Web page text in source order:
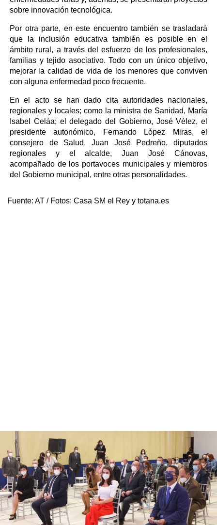
sobre innovación tecnológica.
Por otra parte, en este encuentro también se trasladará
que la inclusión educativa también es posible en el
ámbito rural, a través del esfuerzo de los profesionales,
familias y tejido asociativo. Todo con un único objetivo,
mejorar la calidad de vida de los menores que conviven
con alguna enfermedad poco frecuente.
En el acto se han dado cita autoridades nacionales,
regionales y locales; como la ministra de Sanidad, María
Isabel Celáa; el delegado del Gobierno, José Vélez, el
presidente autonómico, Fernando López Miras, el
consejero de Salud, Juan José Pedreño, diputados
regionales y el alcalde, Juan José Cánovas,
acompañado de los portavoces municipales y miembros
del Gobierno municipal, entre otras personalidades.
Fuente: AT / Fotos: Casa SM el Rey y totana.es